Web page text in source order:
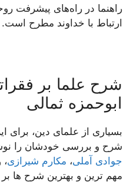
راهنما در راه‌های پیشرفت
ارتباط با خداوند مطرح است.
شرح علما بر
ابوحمزه ثمالی
بسیاری از علمای دین، برای
شرح و بررسی خودشان را
جوادی آملی، مکارم شیرازی،
مهم ترین و بهترین شرح ها بر